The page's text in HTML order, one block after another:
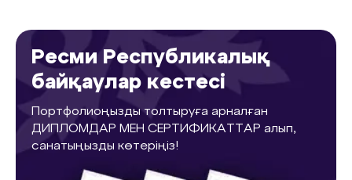
Ресми Республикалық
байқаулар кестесі
Портфолиоңызды толтыруға арналған
ДИПЛОМДАР МЕН СЕРТИФИКАТТАР алып,
санатыңызды көтеріңіз!